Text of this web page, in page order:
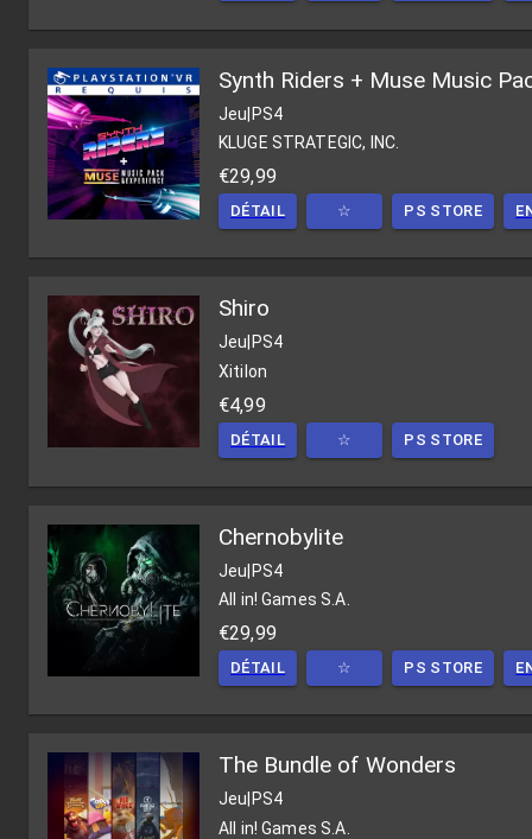
Synth Riders + Muse Music
Jeu|PS4
KLUGE STRATEGIC, INC.
€29,99
DÉTAIL ☆ PS STORE
Shiro
Jeu PS4
Xitilon
€4,99
DÉTAIL ☆ PS STORE
Chernobylite
Jeu|PS4
All in! Games S.A.
€29,99
DÉTAIL ☆ PS STORE
The Bundle of Wonders
Jeu PS4
All in! Games S.A.